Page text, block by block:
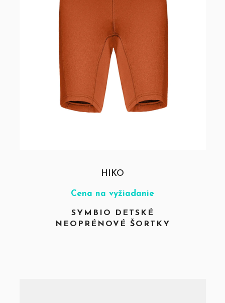
HIKO
Cena na vyžiadanie
SYMBIO DETSKÉ
NEOPRÉNOVÉ ŠORTKY